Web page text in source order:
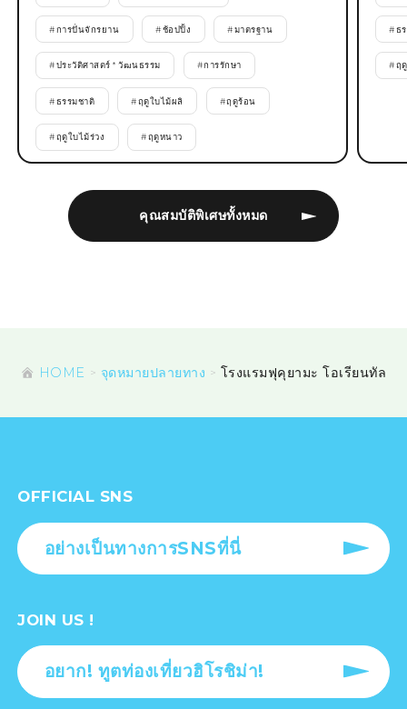
คุณสมบัติพิเศษทั้งหมด
#การปั่นจักรยาน #ช้อปปิ้ง #มาตรฐาน
#ประวัติศาสตร์ * วัฒนธรรม #การรักษา
#ธรรมชาติ #ฤดูใบไม้ผลิ #ฤดูร้อน
#ฤดูใบไม้ร่วง #ฤดูหนาว
#ธ
#ฤ
HOME จุดหมายปลายทาง โรงแรมฟุคุยามะ โอเรียนทัล
OFFICIAL SNS
อย่างเป็นทางการSNSที่นี่
JOIN US !
อยาก! ทูตท่องเที่ยวฮิโรชิม่า!